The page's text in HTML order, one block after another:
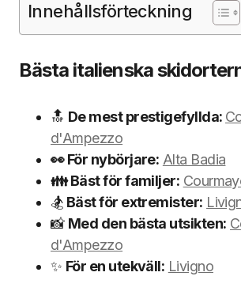
Innehållsförteckning
Bästa italienska
🔝 De mest prestigefyllda:
d'Ampezzo
👀För nybörjare: Alta Badia
👪Bäst för familjer:
🏂 Bäst för extremister:
📸 Med den bästa utsikten:
d'Ampezzo
✨ För en utekväll: Livigno